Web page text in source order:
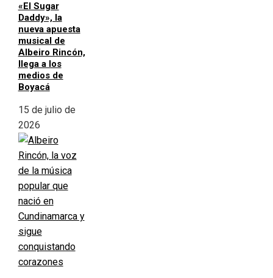
«El Sugar
Daddy», la
nueva apuesta
musical de
Albeiro Rincón,
llega a los
medios de
Boyacá
15 de julio de
2026